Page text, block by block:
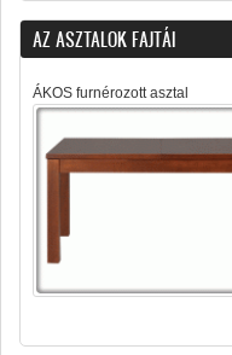
AZ ASZTALOK FAJTÁI
ÁKOS furnérozott asztal